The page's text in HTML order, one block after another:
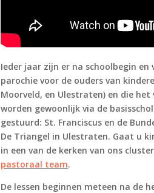
Ieder jaar zijn er na schoolbegin
parochie voor de ouders van
Moorveld, en Ulestraten) en die
worden gewoonlijk via de
gestuurd: St. Franciscus en de
De Triangel in Ulestraten. Gaat u
in een van de kerken van ons
pastoraal team.
De lessen beginnen meteen na de